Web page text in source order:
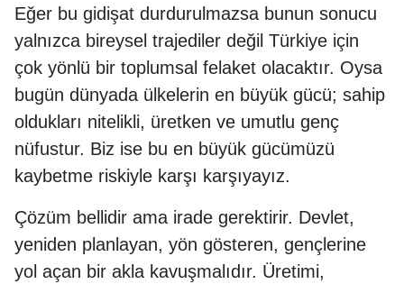
Eğer bu gidişat durdurulmazsa bunun sonucu
yalnızca bireysel trajediler değil Türkiye için
çok yönlü bir toplumsal felaket olacaktır. Oysa
bugün dünyada ülkelerin en büyük gücü; sahip
oldukları nitelikli, üretken ve umutlu genç
nüfustur. Biz ise bu en büyük gücümüzü
kaybetme riskiyle karşı karşıyayız.
Çözüm bellidir ama irade gerektirir. Devlet,
yeniden planlayan, yön gösteren, gençlerine
yol açan bir akla kavuşmalıdır. Üretimi,